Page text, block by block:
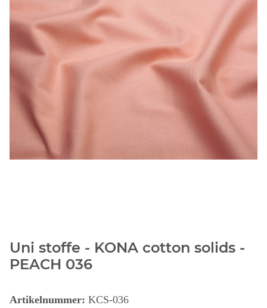
Uni stoffe - KONA cotton solids -
PEACH 036
Artikelnummer: KCS-036